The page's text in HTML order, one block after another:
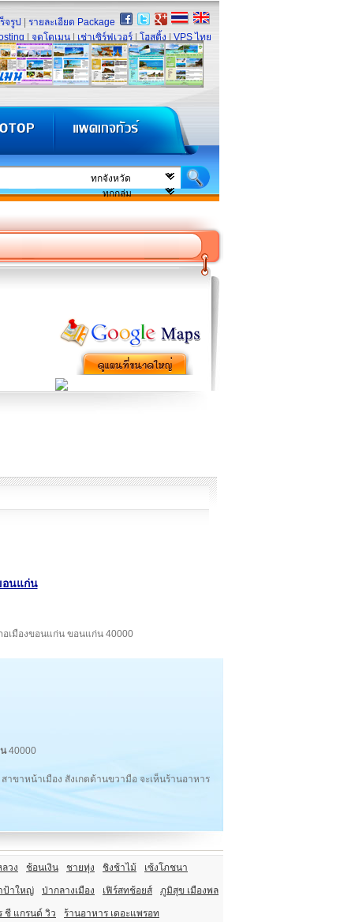
จรูป
รายละเอียด Package
จดโดเมน เช่าเซิร์ฟเวอร์ โฮสติ้ง VPS ไทย
อนแก่น
อเมืองขอนแก่น ขอนแก่น 40000
40000
ขาหน้าเมือง สังเกตด้านขวามือ จะเห็นร้านอาหาร
วง ช้อนเงิน ชายทุ่ง ชิงช้าไม้ เซ้งโภชนา
ป้าใหญ่ ป่ากลางเมือง เฟิร์สทช้อยส์ ภูมิสุข เมืองพล
ชี แกรนด์ วิว ร้านอาหาร เดอะแพรอท